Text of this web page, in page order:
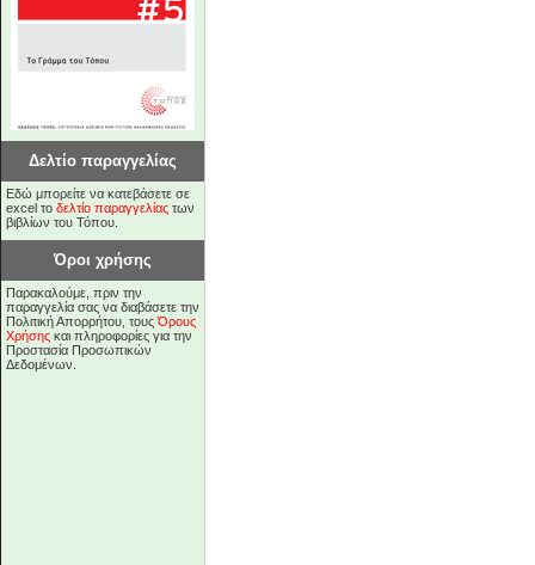
Δελτίο παραγγελίας
Εδώ μπορείτε να κατεβάσετε σε
excel το δελτίο παραγγελίας των
βιβλίων του Τόπου.
Όροι χρήσης
Παρακαλούμε, πριν την
παραγγελία σας να διαβάσετε την
Πολιτική Απορρήτου, τουςΌρους
Χρήσης και πληροφορίες για την
Προστασία Προσωπικών
Δεδομένων.